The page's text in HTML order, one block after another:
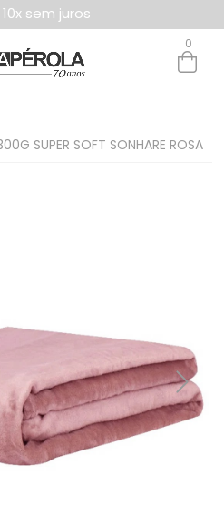
ou cpf/cnpj
sem juros
0
SUPER SOFT SONHARE ROSA